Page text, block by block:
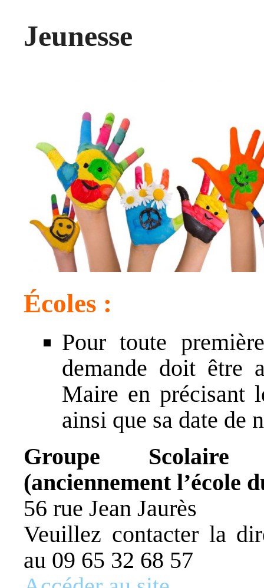
Jeunesse
Écoles :
Pour toute
demande doit être
Maire en précisant
ainsi que sa date de
Groupe Scolaire
(anciennement l’école
56 rue Jean Jaurès
Veuillez contacter la
au 09 65 32 68 57